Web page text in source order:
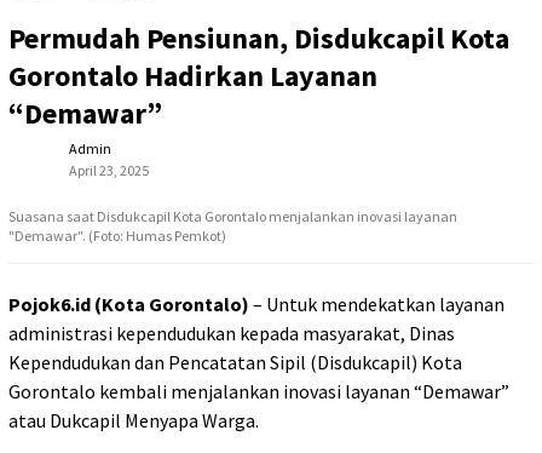
Permudah Pensiunan, Disdukcapil Kota
Gorontalo Hadirkan Layanan
“Demawar”
Admin
April 23, 2025
Suasana saat Disdukcapil Kota Gorontalo menjalankan inovasi layanan
"Demawar". (Foto: Humas Pemkot)
Pojok6.id (Kota Gorontalo) – Untuk mendekatkan layanan
administrasi kependudukan kepada masyarakat, Dinas
Kependudukan dan Pencatatan Sipil (Disdukcapil) Kota
Gorontalo kembali menjalankan inovasi layanan “Demawar”
atau Dukcapil Menyapa Warga.